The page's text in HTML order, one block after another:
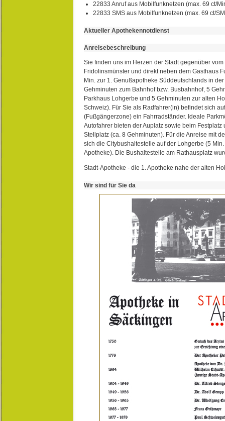
22833 Anruf aus Mobilfunknetzen (max. 69 ct/
22833 SMS aus Mobilfunknetzen (max. 69 ct/
Aktueller Apothekennotdienst
Anreisebeschreibung
Sie finden uns im Herzen der Stadt gegenüber
Fridolinsmünster und direkt neben dem Gasthaus
Min. zur 1. Genußapotheke Süddeutschlands in
Gehminuten zum Bahnhof bzw. Busbahnhof, 5
Parkhaus Lohgerbe und 5 Gehminuten zur alten
Schweiz). Für Sie als Radfahrer(in) befindet sich
(Fußgängerzone) ein Fahrradständer. Ideale
Autofahrer bieten der Auplatz sowie beim Festplatz
Stellplatz (ca. 8 Gehminuten). Für die Anreise mit
sich die Citybushaltestelle auf der Lohgerbe (5
Apotheke). Die Bushaltestelle am Rathausplatz
Stadt-Apotheke - die 1. Apotheke nahe der alten
Wir sind für Sie da